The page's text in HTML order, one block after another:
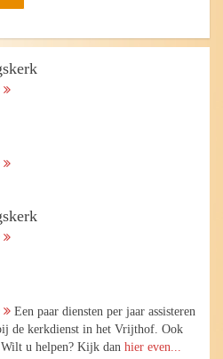
Een paar diensten per jaar assisteren
de kerkdienst in het Vrijthof. Ook
Wilt u helpen? Kijk dan hier even...